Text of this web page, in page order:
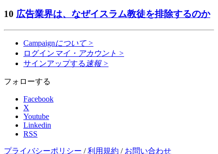
10 広告業界は、なぜイスラム教徒を排除するのか
Campaignについて >
ログイン マイ・アカウント >
サインアップする 速報 >
フォローする
Facebook
X
Youtube
Linkedin
RSS
プライバシーポリシー /利用規約 / お問い合わせ